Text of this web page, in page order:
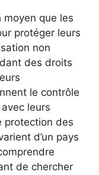
que les
protéger leurs
non
des droits
le contrôle
leurs
protection des
d’un pays
de chercher